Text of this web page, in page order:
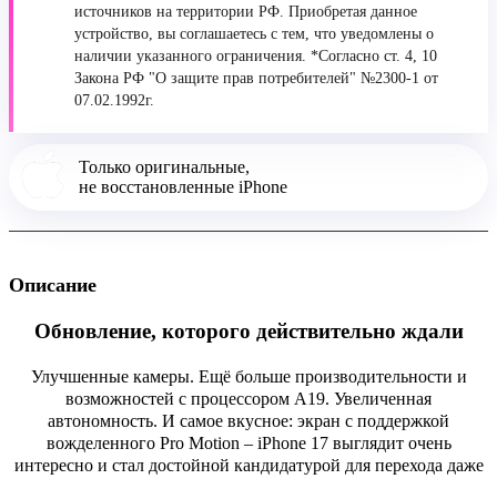
источников на территории РФ. Приобретая данное
устройство, вы соглашаетесь с тем, что уведомлены о
наличии указанного ограничения. *Согласно ст. 4, 10
Закона РФ "О защите прав потребителей" №2300-1 от
07.02.1992г.
Только оригинальные,
не восстановленные iPhone
Описание
Обновление, которого действительно ждали
Улучшенные камеры. Ещё больше производительности и
возможностей с процессором A19. Увеличенная
автономность. И самое вкусное: экран с поддержкой
вожделенного Pro Motion – iPhone 17 выглядит очень
интересно и стал достойной кандидатурой для перехода даже